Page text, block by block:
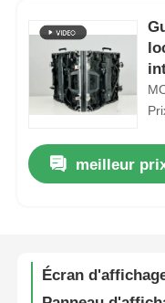
Accueil
Vidéos
À propos de nous
meilleur